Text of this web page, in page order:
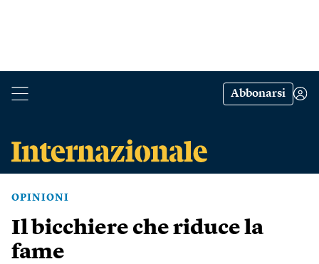
Abbonarsi
OPINIONI
Il bicchiere che riduce la
fame